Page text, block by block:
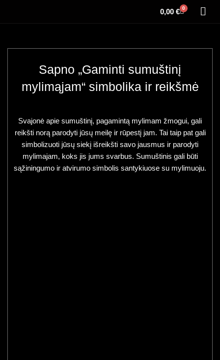
0,00 € 0
Sapno „Gaminti sumuštinį
mylimąjam“ simbolika ir reikšmė
Svajonė apie sumuštinį, pagamintą mylimam žmogui, gali
reikšti norą parodyti jūsų meilę ir rūpestį jam. Tai taip pat gali
simbolizuoti jūsų siekį išreikšti savo jausmus ir parodyti
mylimajam, koks jis jums svarbus. Sumuštinis gali būti
sąžiningumo ir atvirumo simbolis santykiuose su mylimuoju.